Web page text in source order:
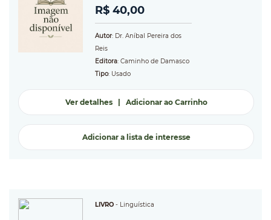
R$ 40,00
Autor: Dr. Aníbal Pereira dos
Reis
Editora: Caminho de Damasco
Tipo: Usado
Ver detalhes| Adicionar ao Carrinho
Adicionar a lista de interesse
LIVRO - Linguística